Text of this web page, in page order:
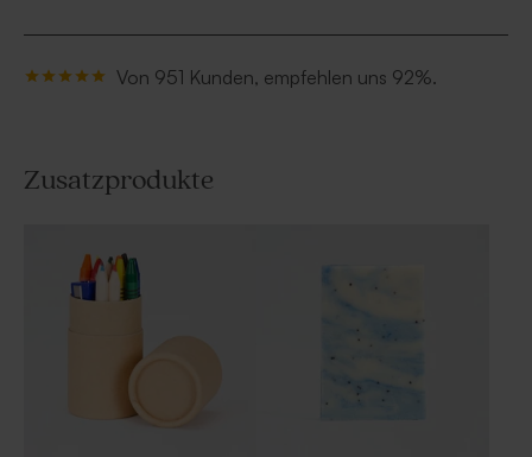
Von 951 Kunden, empfehlen uns 92%.
Zusatzprodukte